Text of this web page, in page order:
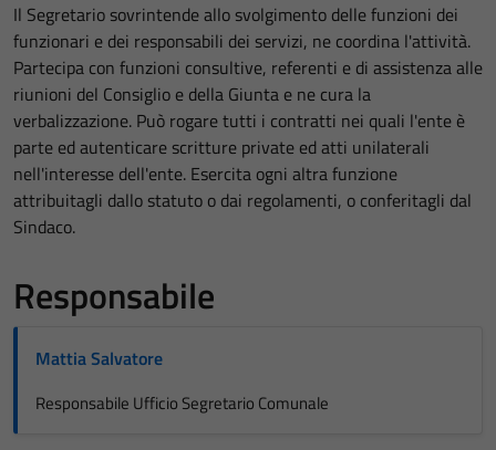
Il Segretario sovrintende allo svolgimento delle funzioni dei
funzionari e dei responsabili dei servizi, ne coordina l'attività.
Partecipa con funzioni consultive, referenti e di assistenza alle
riunioni del Consiglio e della Giunta e ne cura la
verbalizzazione. Può rogare tutti i contratti nei quali l'ente è
parte ed autenticare scritture private ed atti unilaterali
nell'interesse dell'ente. Esercita ogni altra funzione
attribuitagli dallo statuto o dai regolamenti, o conferitagli dal
Sindaco.
Responsabile
Mattia Salvatore
Responsabile Ufficio Segretario Comunale